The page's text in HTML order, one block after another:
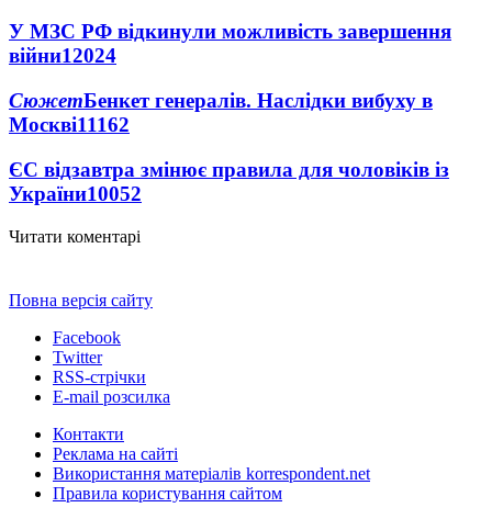
У МЗС РФ відкинули можливість завершення
війни12024
СюжетБенкет генералів. Наслідки вибуху в
Москві11162
ЄС відзавтра змінює правила для чоловіків із
України10052
Читати коментарі
Повна версія сайту
Facebook
Twitter
RSS-стрічки
E-mail розсилка
Контакти
Реклама на сайті
Використання матеріалів korrespondent.net
Правила користування сайтом